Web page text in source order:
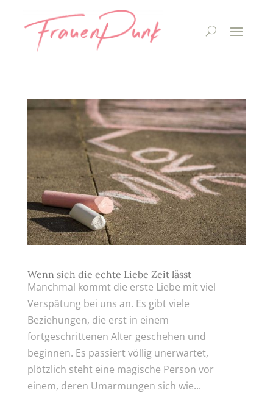
Wenn sich die echte Liebe Zeit lässt
Manchmal kommt die erste Liebe mit viel
Verspätung bei uns an. Es gibt viele
Beziehungen, die erst in einem
fortgeschrittenen Alter geschehen und
beginnen. Es passiert völlig unerwartet,
plötzlich steht eine magische Person vor
einem, deren Umarmungen sich wie...